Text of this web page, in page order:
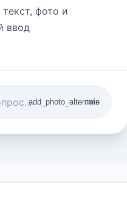
фото и
ввод
add_photo_alternate
mic